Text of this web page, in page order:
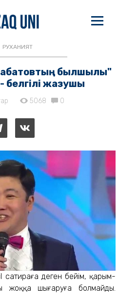
РУХАНИЯТ
былшылы"
белгілі жазушы
5068 0
сатираға деген бейім, қарым-
жоққа шығаруға болмайды.